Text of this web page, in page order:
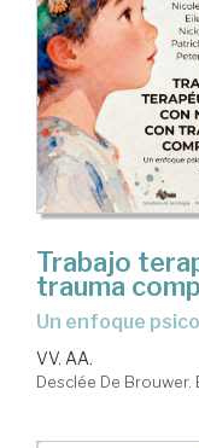
Trabajo
trauma
Un enfoque
VV. AA.
Desclée De Brouwer.